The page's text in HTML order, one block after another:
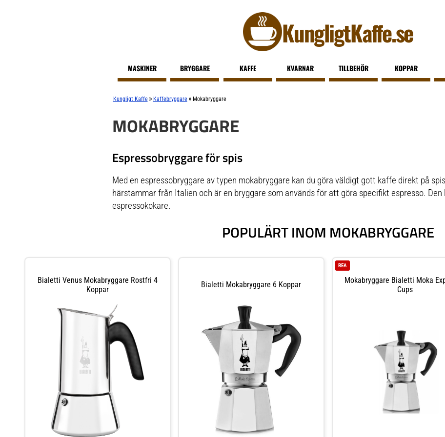
KungligtKaffe.se
MASKINER BRYGGARE KAFFE KVARNAR TILLBEHÖR KOPPAR
Kungligt Kaffe » Kaffebryggare » Mokabryggare
MOKABRYGGARE
Espressobryggare för spis
Med en espressobryggare av typen mokabryggare kan du göra väldigt gott kaffe direkt på
härstammar från Italien och är en bryggare som används för att göra specifikt espresso. Den
espressokokare.
POPULÄRT INOM MOKABRYGGARE
Bialetti Venus Mokabryggare Rostfri 4
Koppar
Bialetti Mokabryggare 6 Koppar
Mokabryggare Bialetti Moka
Cups
REA